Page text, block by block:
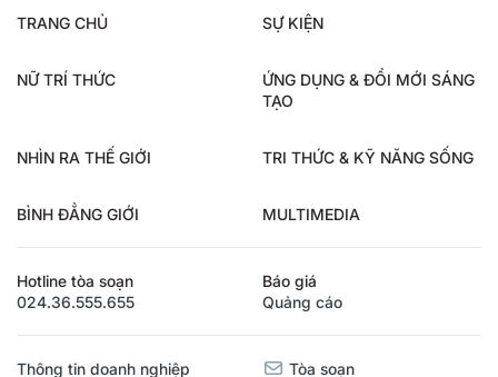
TRANG CHỦ SỰ KIỆN
NỮ TRÍ THỨC
ỨNG DỤNG & ĐỔI MỚI SÁNG
TẠO
NHÌN RA THẾ GIỚI TRI THỨC & KỸ NĂNG SỐNG
BÌNH ĐẲNG GIỚI MULTIMEDIA
Hotline tòa soạn
024.36.555.655
Báo giá
Quảng cáo
Thông tin doanh nghiệp Tòa soạn